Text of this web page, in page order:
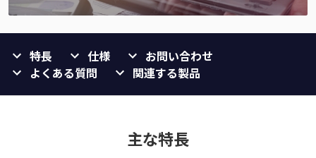
特長 仕様
お問い合わせ
よくある質問
関連する製品
主な特長